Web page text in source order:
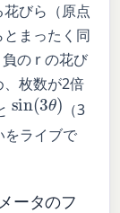
びら（原点
まったく同
の r の花び
枚数が2倍
sin(3θ)
（3
をライブで
ータのフ